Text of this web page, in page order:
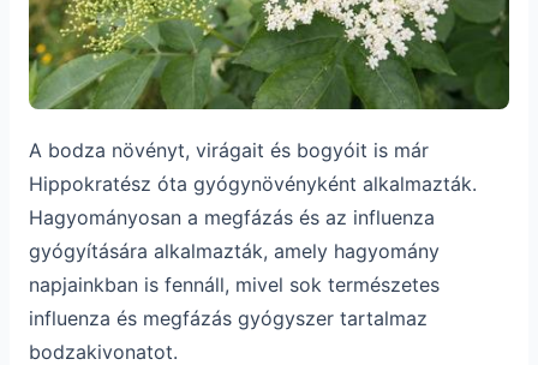
A bodza növényt, virágait és bogyóit is már
Hippokratész óta gyógynövényként alkalmazták.
Hagyományosan a megfázás és az influenza
gyógyítására alkalmazták, amely hagyomány
napjainkban is fennáll, mivel sok természetes
influenza és megfázás gyógyszer tartalmaz
bodzakivonatot.